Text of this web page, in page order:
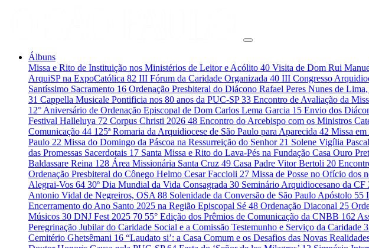
Álbuns
Missa e Rito de Instituição nos Ministérios de Leitor e Acólito 40 Visita de Dom Rui
ArquiSP na ExpoCatólica 82 III Fórum da Caridade Organizada 40 III Congresso
Santíssimo Sacramento 16 Ordenação Presbiteral do Diácono Rafael Peres Nunes de Lima,
31 Cappella Musicale Pontificia nos 80 anos da PUC-SP33 Encontro de Avaliação da
12° Aniversário de Ordenação Episcopal de Dom Carlos Lema Garcia 15 Envio dos
Festival Halleluya 72 Corpus Christi 2026 48 Encontro do Arcebispo com os Ministros
Comunicação 44 125ª Romaria da Arquidiocese de São Paulo para Aparecida 42 Missa em
Paulo 22 Missa do Domingo da Páscoa na Ressurreição do Senhor 21 Solene Vigília Pascal
das Promessas Sacerdotais 17 Santa Missa e Rito do Lava-Pés na Fundação Casa Ouro
Baldassare Reina 128 Área Missionária Santa Cruz 49 Casa Padre Vitor Bertoli 20
Ordenação Presbiteral do Cônego Helmo Cesar Faccioli 27 Missa de Posse no Ofício dos
Alegrai-Vos 64 30º Dia Mundial da Vida Consagrada 30 Seminário Arquidiocesano da CF
Antonio Vidal de Negreiros, OSA 88 Solenidade da Conversão de São Paulo Apóstolo 55
Encerramento do Ano Santo 2025 na Região Episcopal Sé 48 Ordenação Diaconal 25
Músicos 30 DNJ Fest 2025 70 55° Edição dos Prêmios de Comunicação da CNBB 162
Peregrinação Jubilar do Caridade Social e a Comissão Testemunho e Serviço da Caridade
Cemitério Ghetsêmani 16 “Laudato si’: a Casa Comum e os Desafios das Novas